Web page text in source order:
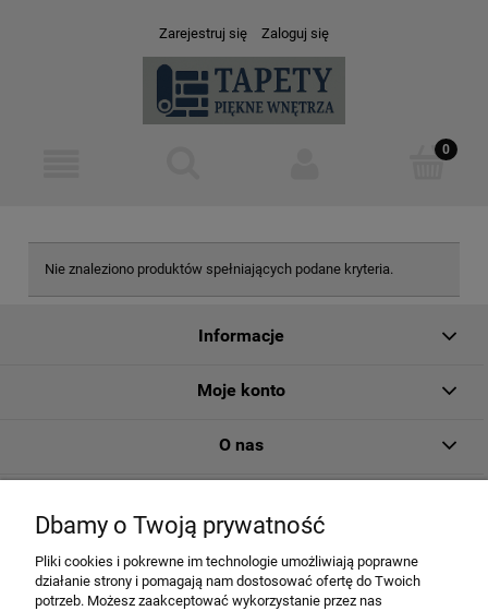
Zarejestruj się Zaloguj się
Nie znaleziono produktów spełniających podane kryteria.
Informacje
Moje konto
O nas
Wszelkie prawa zastrzeżone
POKAŻ PEŁNĄ WERSJĘ STRONY
Dbamy o Twoją prywatność
Pliki cookies i pokrewne im technologie umożliwiają poprawne
działanie strony i pomagają nam dostosować ofertę do Twoich
potrzeb. Możesz zaakceptować wykorzystanie przez nas